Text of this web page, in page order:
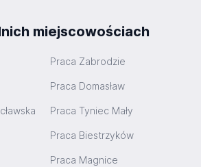
miejscowościach
Praca Zabrodzie
Praca Domasław
Praca Tyniec Mały
Praca Biestrzyków
Praca Magnice